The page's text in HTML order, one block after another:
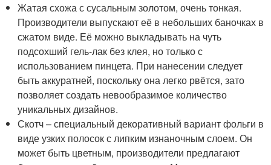
Жатая схожа с сусальным золотом, очень тонкая.
Производители выпускают её в небольших баночках в
сжатом виде. Её можно выкладывать на чуть
подсохший гель-лак без клея, но только с
использованием пинцета. При нанесении следует
быть аккуратней, поскольку она легко рвётся, зато
позволяет создать невообразимое количество
уникальных дизайнов.
Скотч – специальный декоративный вариант фольги в
виде узких полосок с липким изнаночным слоем. Он
может быть цветным, производители предлагают